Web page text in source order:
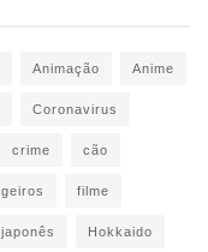
Animação Anime
Coronavirus
crime cão
filme
Hokkaido